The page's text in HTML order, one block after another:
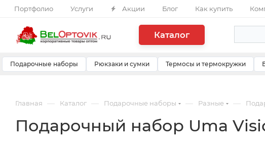
Портфолио Услуги Акции Блог Как купить
Каталог
Подарочные наборы Рюкзаки и сумки Термосы и термокружки
Главная — Каталог — Подарочные наборы — Разные —
Подарочный набор Uma